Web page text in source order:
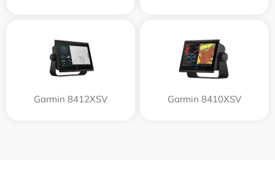
Garmin 8412XSV Garmin 8410XSV